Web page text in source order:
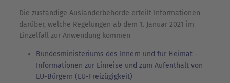
Die zuständige Ausländerbehörde erteilt Informationen
darüber, welche Regelungen ab dem 1. Januar 2021 im
Einzelfall zur Anwendung kommen
Bundesministeriums des Innern und für Heimat -
Informationen zur Einreise und zum Aufenthalt von
EU-Bürgern (EU-Freizügigkeit)